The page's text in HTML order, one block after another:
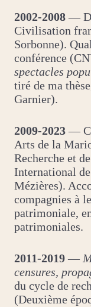
2002-2008—
Civilisation
Sorbonne).
conférence
spectacles
tiré de ma
Garnier).
2009-2023—
Arts de la
Recherche et
International
Mézières).
compagnies à
patrimoniale,
patrimoniales.
2011-2019—
censures,
du cycle de
(Deuxième